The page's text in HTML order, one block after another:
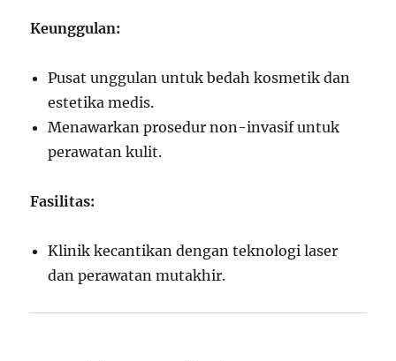
Keunggulan:
Pusat unggulan untuk bedah kosmetik dan
estetika medis.
Menawarkan prosedur non-invasif untuk
perawatan kulit.
Fasilitas:
Klinik kecantikan dengan teknologi laser
dan perawatan mutakhir.